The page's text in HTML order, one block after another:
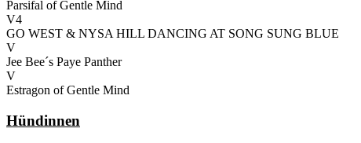
Parsifal of Gentle Mind
V4
GO WEST & NYSA HILL DANCING AT SONG SUNG BLUE
V
Jee Bee´s Paye Panther
V
Estragon of Gentle Mind
Hündinnen